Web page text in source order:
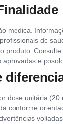
médica.
de
produto.
aprovadas e
dose unitária (20
conforme